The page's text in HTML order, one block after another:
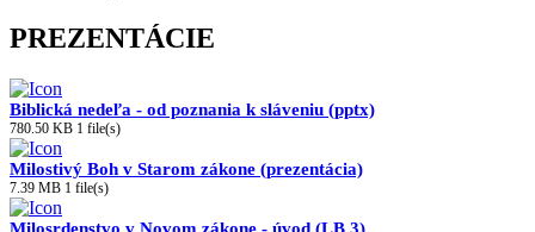
PREZENTÁCIE
Biblická nedeľa - od poznania k sláveniu (pptx)
780.50 KB 1 file(s)
Milostivý Boh v Starom zákone (prezentácia)
7.39 MB 1 file(s)